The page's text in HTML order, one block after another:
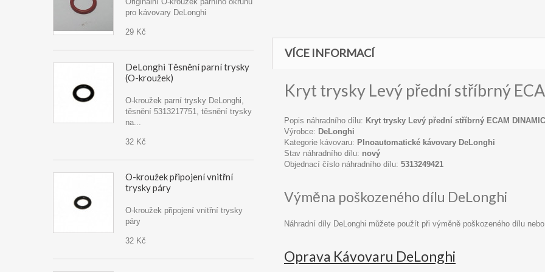
pro kávovary DeLonghi
29 Kč
DeLonghi Těsnění parní trysky
(O-kroužek)
O-kroužek parní trysky DeLonghi,
těsnění 5313217751, těsnění trysky
na...
32 Kč
O-kroužek připojení vnitřní
trysky páry
O-kroužek připojení vnitřní trysky
páry
32 Kč
VÍCE INFORMACÍ
Kryt trysky Levý přední stříbrný
Popis náhradního dílu: Kryt trysky Levý přední stříbrný ECAM
Výrobce: DeLonghi
Kategorie kávovaru: Plnoautomatické kávovary DeLonghi
Stav náhradního dílu: nový
Objednací číslo náhradního dílu: 5313249421
Výměna poškozeného dílu DeLonghi
Náhradní díly DeLonghi můžete použít při výměně poškozeného dílu
Oprava Kávovaru DeLonghi